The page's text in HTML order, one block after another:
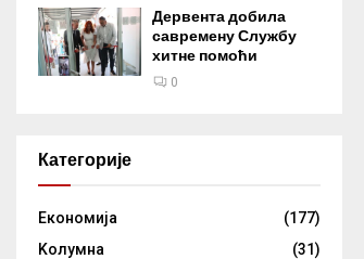
Дервента добила
савремену Службу
хитне помоћи
0
Категорије
Eкономија
(177)
Kолумнa
(31)